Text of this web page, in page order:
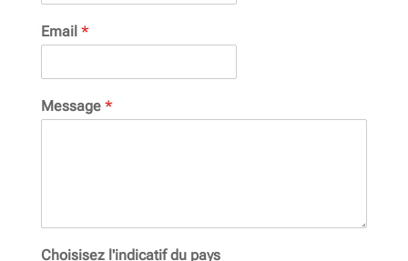
Email *
Message *
Choisisez l'indicatif du pays